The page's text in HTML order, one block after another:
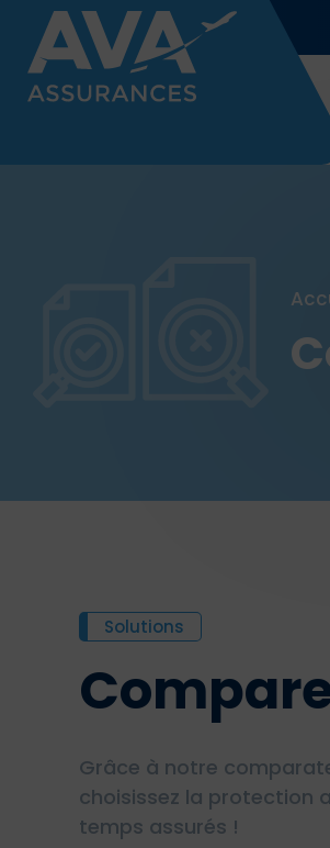
Solutions
Grâce à notre
choisissez la protection
temps assurés !